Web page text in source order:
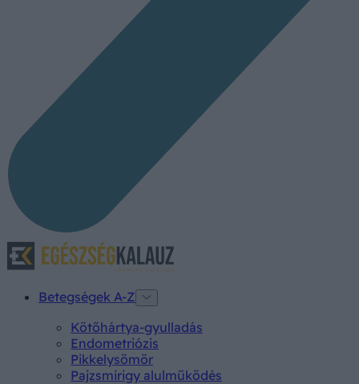
Betegségek A-Z
Kötőhártya-gyulladás
Endometriózis
Pikkelysömör
Pajzsmirigy alulműködés